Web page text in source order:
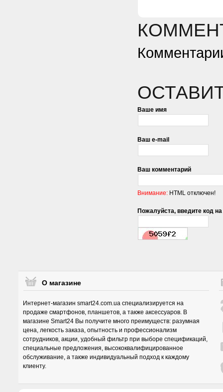
Ваше имя
Ваш e-mail
Ваш комментарий
Внимание: HTML отключен!
Пожалуйста, введите код
О магазине
Интернет-магазин smart24.com.ua специализируется на
продаже смартфонов, планшетов, а также аксессуаров. В
магазине Smart24 Вы получите много преимуществ: разумная
цена, легкость заказа, опытность и профессионализм
сотрудников, акции, удобный фильтр при выборе спецификаций,
специальные предложения, высококвалифицированное
обслуживание, а также индивидуальный подход к каждому
клиенту.